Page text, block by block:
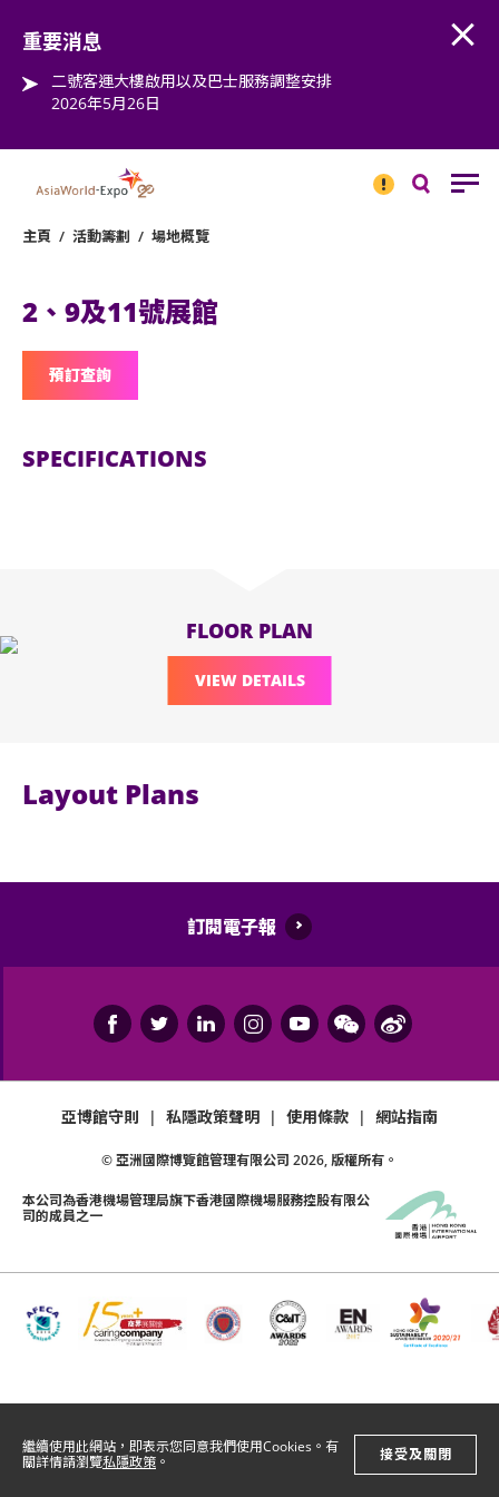
重要消息
二號客運大樓啟用以及巴士服務調整安排
2026年5月26日
消息
繼續使用此網站，即表示您同意我們使用Cookies。有
關詳情請瀏覽私隱政策 。 接受及關閉
主頁 / 活動籌劃 / 場地概覽
2、9及11號展館
預訂查詢
SPECIFICATIONS
FLOOR PLAN
VIEW DETAILS
Layout Plans
訂閱電子報
亞博館守則 | 私隱政策聲明 | 使用條款 | 網站指南
© 亞洲國際博覽館管理有限公司 2026, 版權所有。
本公司為香港機場管理局旗下香港國際機場服務控股有限公
司的成員之一